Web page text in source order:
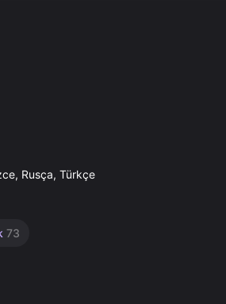
Rusça, Türkçe
73